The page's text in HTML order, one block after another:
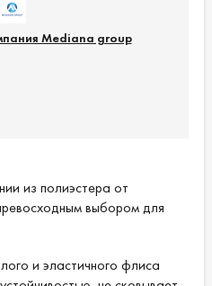
Mediana group
из полиэстера от
выбором для
и эластичного флиса